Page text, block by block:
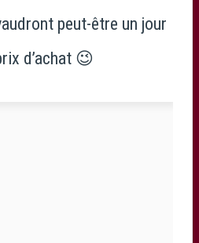
peut-être un jour
d’achat 😉